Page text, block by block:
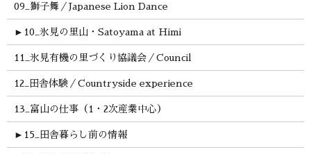
09_獅子舞／Japanese Lion Dance
► 10_氷見の里山・Satoyama at Himi
11_氷見有機の里づくり協議会／Council
12_田舎体験／Countryside experience
13_富山の仕事（1・2次産業中心）
► 15_田舎暮らし前の情報